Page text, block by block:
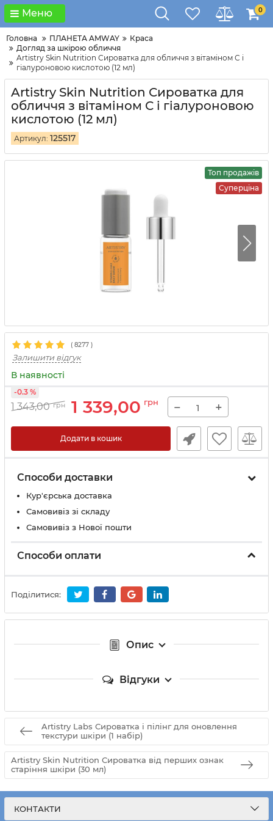
Меню 0
Головна ПЛАНЕТА AMWAY
Краса
Догляд за шкірою обличчя
Artistry Skin Nutrition Сироватка для обличчя з вітаміном С і
гіалуроновою кислотою (12 мл)
Artistry Skin Nutrition Сироватка для
обличчя з вітаміном С і гіалуроновою
кислотою (12 мл)
Артикул: 125517
Топ продажів
Суперціна
( 8277 )
Залишити відгук
В наявності
1 343,00 грн 1 339,00 грн
-0.3 %
− +
Додати в кошик
Способи доставки
Кур'єрська доставка
Самовивіз зі складу
Самовивіз з Нової пошти
Способи оплати
Поділитися:
Опис
Відгуки
Artistry Labs Сироватка і пілінг для оновлення
текстури шкіри (1 набір)
Artistry Skin Nutrition Сироватка від перших ознак
старіння шкіри (30 мл)
КОНТАКТИ